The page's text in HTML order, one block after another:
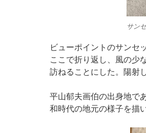
サン
ビューポイントのサンセ
ここで折り返し、風の少
訪ねることにした。陽射
平山郁夫画伯の出身地で
和時代の地元の様子を描